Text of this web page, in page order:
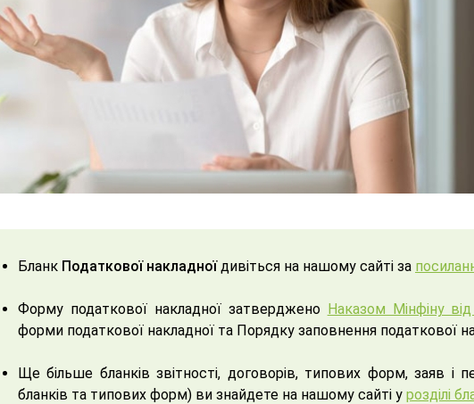
Бланк Податкової накладноїдивіться на нашому сайті за
Форму податкової накладної затверджено Наказом Мінфіну
форми податкової накладної та Порядку заповнення податкової
Ще більше бланків звітності, договорів, типових форм, заяв і
бланків та типових форм) ви знайдете на нашому сайті у розділі